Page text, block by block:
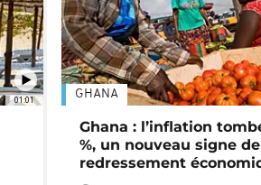
01:01 GHANA
Ghana : l’inflation
%, un nouveau signe de
redressement